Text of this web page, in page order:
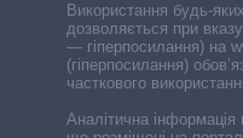
Використання будь-
дозволяється при
— гіперпосилання) на
(гіперпосилання)
часткового
Аналітична інформація